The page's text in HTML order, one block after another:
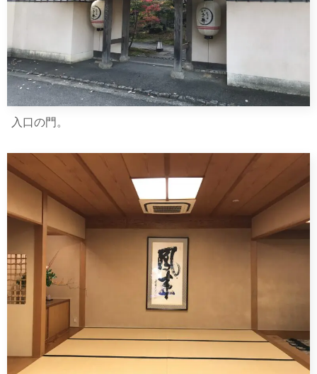
入口の門。